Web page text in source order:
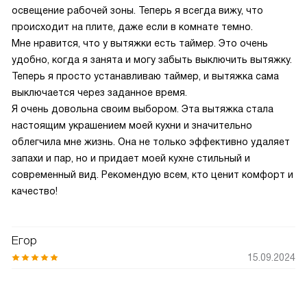
освещение рабочей зоны. Теперь я всегда вижу, что
происходит на плите, даже если в комнате темно.
Мне нравится, что у вытяжки есть таймер. Это очень
удобно, когда я занята и могу забыть выключить вытяжку.
Теперь я просто устанавливаю таймер, и вытяжка сама
выключается через заданное время.
Я очень довольна своим выбором. Эта вытяжка стала
настоящим украшением моей кухни и значительно
облегчила мне жизнь. Она не только эффективно удаляет
запахи и пар, но и придает моей кухне стильный и
современный вид. Рекомендую всем, кто ценит комфорт и
качество!
Егор
15.09.2024